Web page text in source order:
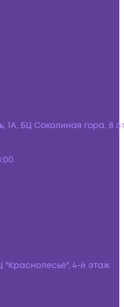
1А, БЦ Соколиная гора, 8
"Краснолесье", 4-й этаж